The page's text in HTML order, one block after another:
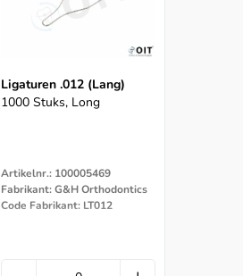
Ligaturen .012 (lang)
1000 Stuks, Long
Artikelnr.: 100005469
Fabrikant: G&H Orthodontics
Code Fabrikant: LT012